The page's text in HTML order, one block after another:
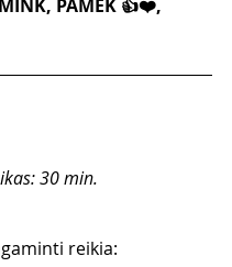
PAMĖK 👍❤️,
30 min.
reikia: